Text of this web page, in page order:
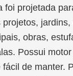
foi projetada
jardins,
obras,
Possui
de manter.